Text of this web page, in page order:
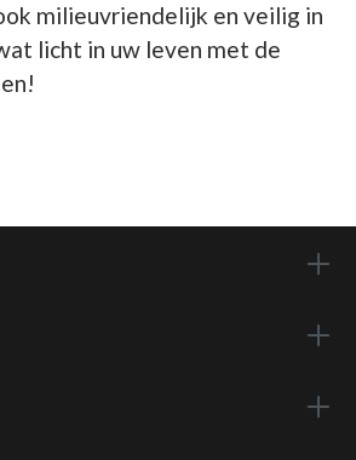
milieuvriendelijk en veilig in
licht in uw leven met de